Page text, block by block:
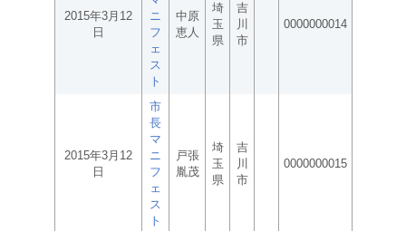
2015年3月12
日
ニ
フ
ェ
ス
ト
中原
恵人
埼
玉
県
吉
川
市
0000000014
2015年3月12
日
市
長
マ
ニ
フ
ェ
ス
ト
戸張
胤茂
埼
玉
県
吉
川
市
0000000015